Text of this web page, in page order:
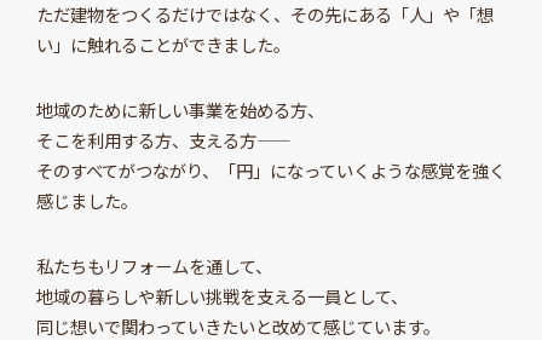
ただ建物をつくるだけではなく、その先にある「人」や「想
い」に触れることができました。
地域のために新しい事業を始める方、
そこを利用する方、支える方——
そのすべてがつながり、「円」になっていくような感覚を強く
感じました。
私たちもリフォームを通して、
地域の暮らしや新しい挑戦を支える一員として、
同じ想いで関わっていきたいと改めて感じています。